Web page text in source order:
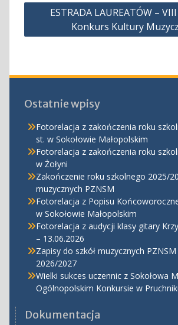
ESTRADA LAUREATÓW –
Konkurs Kultury
Ostatnie wpisy
Fotorelacja z zakończenia roku
st. w Sokołowie Małopolskim
Fotorelacja z zakończenia roku
w Żołyni
Zakończenie roku szkolnego 2025/
muzycznych PZNSM
Fotorelacja z Popisu
w Sokołowie Małopolskim
Fotorelacja z audycji klasy gitary
– 13.06.2026
Zapisy do szkół muzycznych
2026/2027
Wielki sukces uczennic z Sokołowa
Ogólnopolskim Konkursie w
Dokumentacja